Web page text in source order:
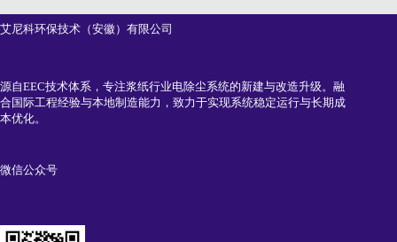
艾尼科环保技术（安徽）有限公司
源自EEC技术体系，专注浆纸行业电除尘系统的新建与改造升级。融
合国际工程经验与本地制造能力，致力于实现系统稳定运行与长期成
本优化。
微信公众号